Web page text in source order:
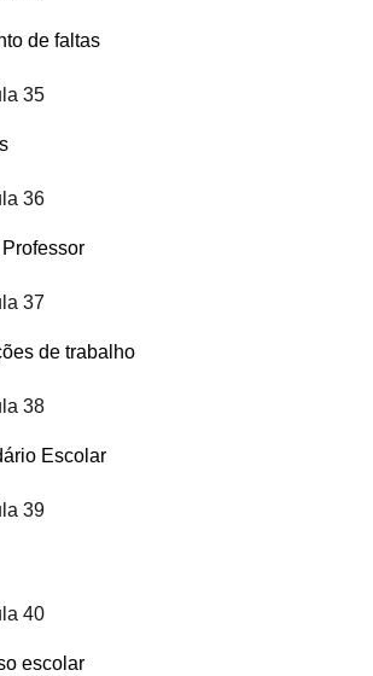
de faltas
35
36
37
de trabalho
38
Escolar
39
40
escolar